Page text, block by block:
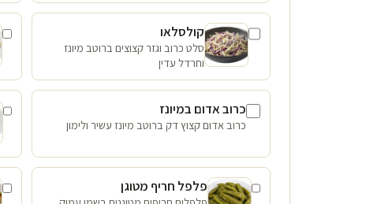
קולסלאו
סלט כרוב וגזר קצוצים ברוטב מיונז
וחרדל עדין
כרוב אדום במיונז
כרוב אדום קצוץ דק ברוטב מיונז עשיר ולימון
פלפל חריף מטוגן